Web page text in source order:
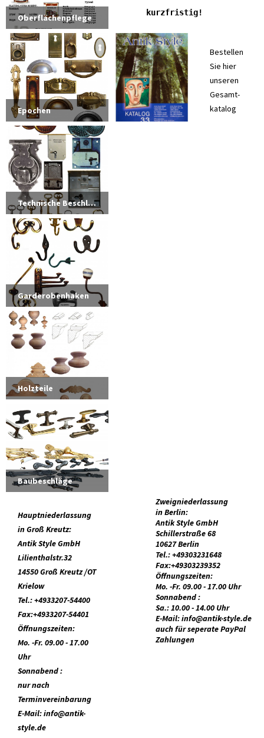
Oberflächenpflege
Epochen
Technische Beschläge
Garderobenhaken
Holzteile
Baubeschläge
kurzfristig!
Bestellen
Sie hier
unseren
Gesamt-
katalog
Hauptniederlassung
in Groß Kreutz:
Antik Style GmbH
Lilienthalstr.32
14550 Groß Kreutz /OT
Krielow
Tel.: +4933207-54400
Fax:+4933207-54401
Öffnungszeiten:
Mo. -Fr. 09.00 - 17.00
Uhr
Sonnabend :
nur nach
Terminvereinbarung
E-Mail: info@antik-
style.de
Zweigniederlassung
in Berlin:
Antik Style GmbH
Schillerstraße 68
10627 Berlin
Tel.: +49303231648
Fax:+49303239352
Öffnungszeiten:
Mo. -Fr. 09.00 - 17.00 Uhr
Sonnabend :
Sa.: 10.00 - 14.00 Uhr
E-Mail: info@antik-style.de
auch für seperate PayPal
Zahlungen